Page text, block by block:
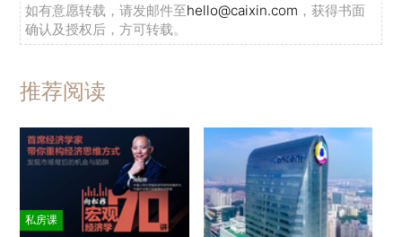
如有意愿转载，请发邮件至hello@caixin.com ，获得书面
确认及授权后，方可转载。
推荐阅读
私房课